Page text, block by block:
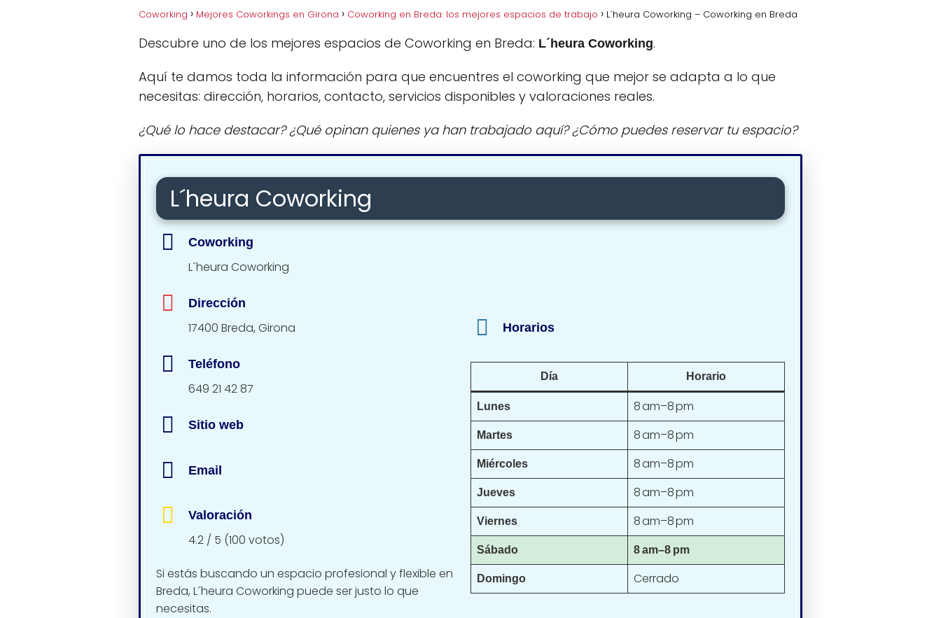
Coworking Mejores Coworkings en Girona Coworking en Breda: los mejores espacios de trabajo L´heura Coworking – Coworking en Breda
Descubre uno de los mejores espacios de Coworking en Breda: L´heura Coworking.
Aquí te damos toda la información para que encuentres el coworking que mejor se adapta a lo que
necesitas: dirección, horarios, contacto, servicios disponibles y valoraciones reales.
¿Qué lo hace destacar? ¿Qué opinan quienes ya han trabajado aquí? ¿Cómo puedes reservar tu espacio?
L´heura Coworking
Coworking
L´heura Coworking
Dirección
17400 Breda, Girona
Teléfono
649 21 42 87
Sitio web
Email
Valoración
4.2 / 5 (100 votos)
Si estás buscando un espacio profesional y flexible en
Breda, L´heura Coworking puede ser justo lo que
necesitas.
Horarios
Día Horario
Lunes 8 am–8 pm
Martes 8 am–8 pm
Miércoles 8 am–8 pm
Jueves 8 am–8 pm
Viernes 8 am–8 pm
Sábado 8 am–8 pm
Domingo Cerrado